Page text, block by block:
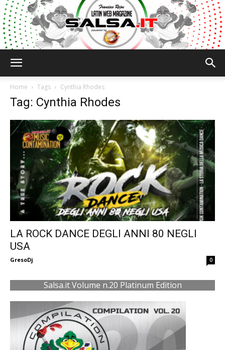
Home Tags Cynthia Rhodes
Tag: Cynthia Rhodes
LA ROCK DANCE DEGLI ANNI 80 NEGLI
USA
GresoDj - 0
Salsa.it Volume n.20 Platinum Edition